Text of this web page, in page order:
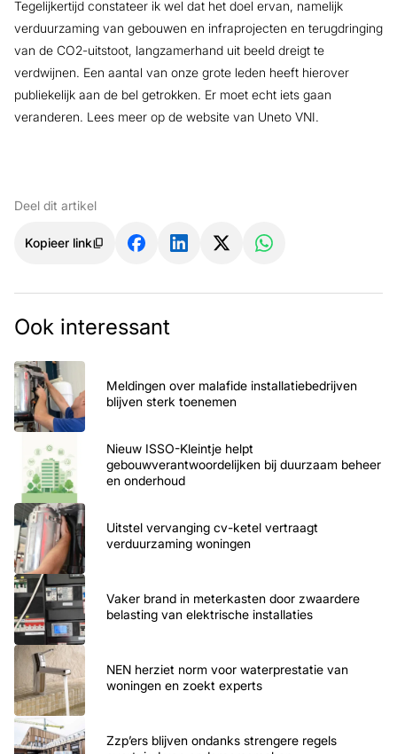
Tegelijkertijd constateer ik wel dat het doel ervan, namelijk
verduurzaming van gebouwen en infraprojecten en terugdringing
van de CO2-uitstoot, langzamerhand uit beeld dreigt te
verdwijnen. Een aantal van onze grote leden heeft hierover
publiekelijk aan de bel getrokken. Er moet echt iets gaan
veranderen. Lees meer op de website van Uneto VNI.
Deel dit artikel
Kopieer link
Ook interessant
Meldingen over malafide installatiebedrijven
blijven sterk toenemen
Nieuw ISSO-Kleintje helpt
gebouwverantwoordelijken bij duurzaam beheer
en onderhoud
Uitstel vervanging cv-ketel vertraagt
verduurzaming woningen
Vaker brand in meterkasten door zwaardere
belasting van elektrische installaties
NEN herziet norm voor waterprestatie van
woningen en zoekt experts
Zzp’ers blijven ondanks strengere regels